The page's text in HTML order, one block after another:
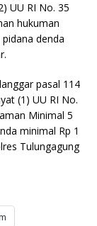
UU RI No. 35
hukuman
denda
pasal 114
(1) UU RI No.
Minimal 5
minimal Rp 1
Tulungagung